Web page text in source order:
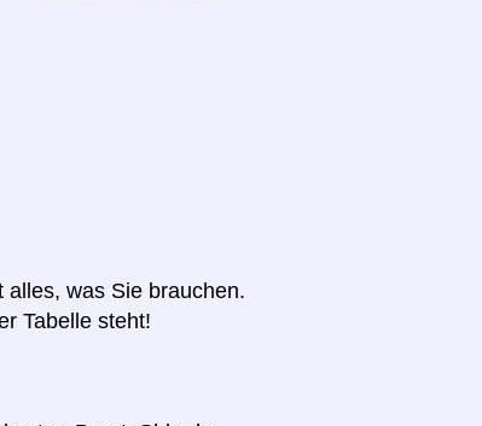
was Sie brauchen.
Tabelle steht!